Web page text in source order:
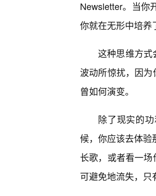
Newsletter。当你
你就在无形中培养
这种思维方式
波动所惊扰，因
曾如何演变。
除了现实的
候，你应该去体验
长歌，或者看一
可避免地流失，只